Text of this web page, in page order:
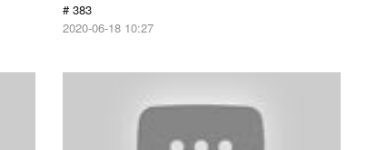
# 383
2020-06-18 10:27